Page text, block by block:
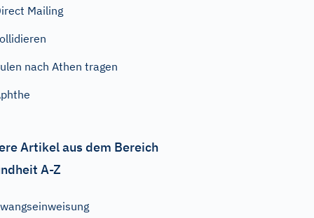
Mailing
nach Athen tragen
Artikel aus dem Bereich
A-Z